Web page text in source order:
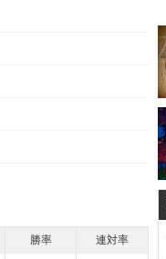
勝率 連対率